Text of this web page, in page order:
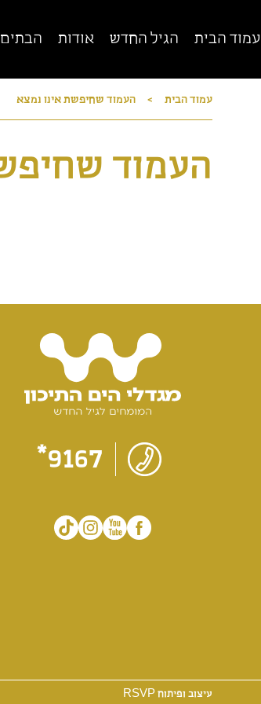
עמוד הבית הגיל החדש אודות
רשת מגדלי הים התיכון
הרשת הגדולה, הותיקה והמובילה בישראל לדיור
עמוד הבית > העמוד שחיפשת אינו נמצא
העמוד
9167*
עיצוב ופיתוח RSVP